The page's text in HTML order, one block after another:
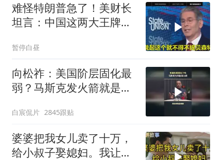
难怪特朗普急了！美财长
坦言：中国这两大王牌，
暂停白昼
向松祚：美国阶层固化最
弱？马斯克发火箭就是答
白宸侃片 2845跟贴
婆婆把我女儿卖了十万，
给小叔子娶媳妇。我让她